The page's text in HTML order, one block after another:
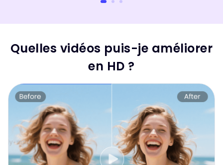
Quelles vidéos puis-je améliorer
en HD ?